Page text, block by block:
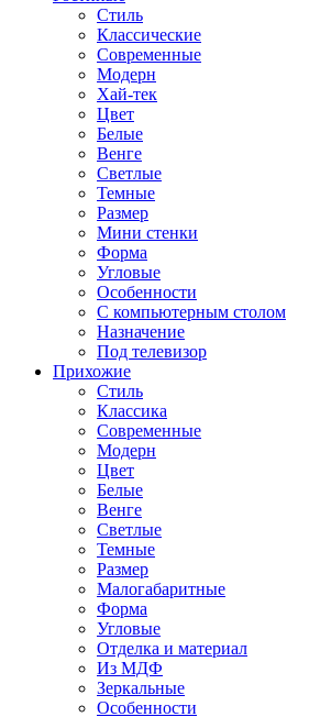
Стиль
Классические
Современные
Модерн
Хай-тек
Цвет
Белые
Венге
Светлые
Темные
Размер
Мини стенки
Форма
Угловые
Особенности
С компьютерным столом
Назначение
Под телевизор
Прихожие
Стиль
Классика
Современные
Модерн
Цвет
Белые
Венге
Светлые
Темные
Размер
Малогабаритные
Форма
Угловые
Отделка и материал
Из МДФ
Зеркальные
Особенности